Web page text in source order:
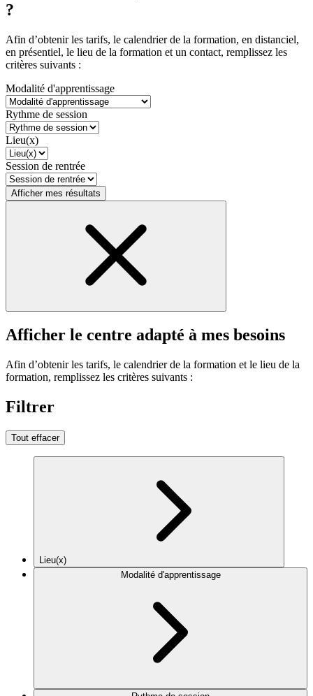
?
Afin d’obtenir les tarifs, le calendrier de la formation, en distanciel,
en présentiel, le lieu de la formation et un contact, remplissez les
critères suivants :
Modalité d'apprentissage
Rythme de session
Lieu(x)
Session de rentrée
Afficher mes résultats
Afficher le centre adapté à mes besoins
Afin d’obtenir les tarifs, le calendrier de la formation et le lieu de la
formation, remplissez les critères suivants :
Filtrer
Tout effacer
Lieu(x)
Modalité d'apprentissage